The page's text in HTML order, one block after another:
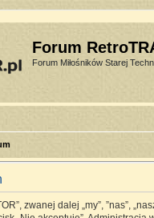
Forum
Forum Miłośników Starej
zwanej dalej „my”, ”nas”,